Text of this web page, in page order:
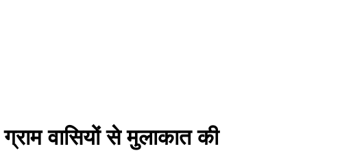
वासियों से मुलाकात की